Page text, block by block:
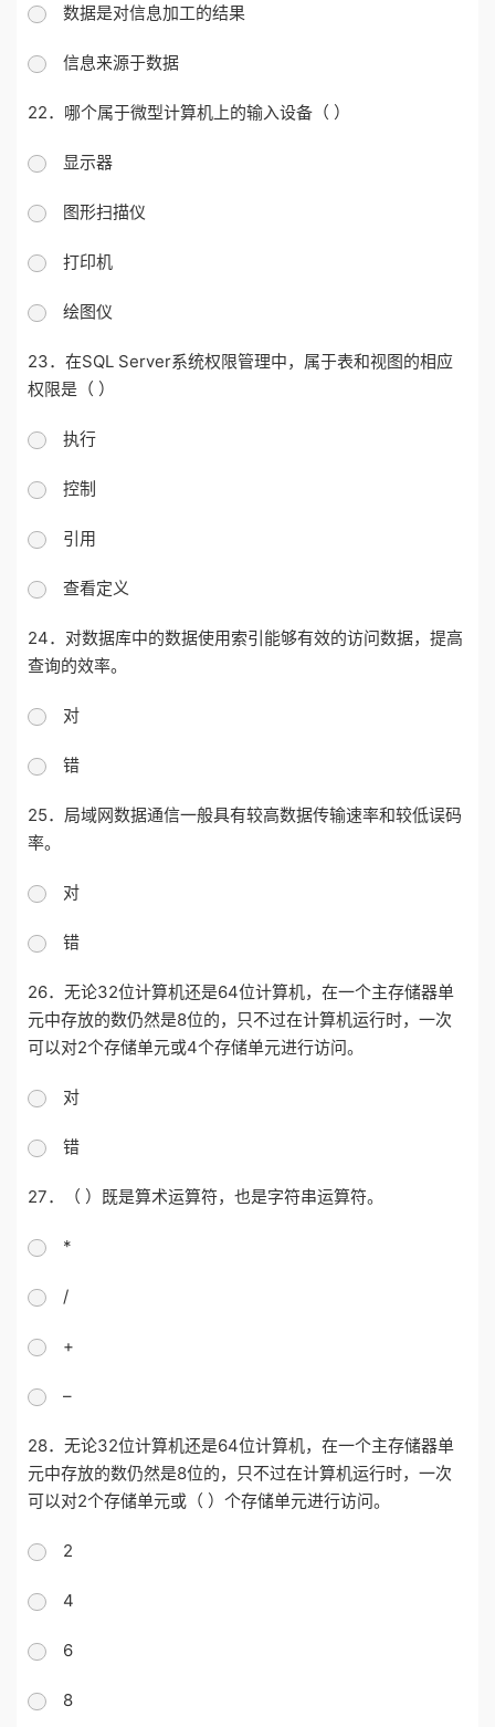
数据是对信息加工的结果
信息来源于数据
22．哪个属于微型计算机上的输入设备（ ）
显示器
图形扫描仪
打印机
绘图仪
23．在SQL Server系统权限管理中，属于表和视图的相应
权限是（ ）
执行
控制
引用
查看定义
24．对数据库中的数据使用索引能够有效的访问数据，提高
查询的效率。
对
错
25．局域网数据通信一般具有较高数据传输速率和较低误码
率。
对
错
26．无论32位计算机还是64位计算机，在一个主存储器单
元中存放的数仍然是8位的，只不过在计算机运行时，一次
可以对2个存储单元或4个存储单元进行访问。
对
错
27．（ ）既是算术运算符，也是字符串运算符。
*
/
+
–
28．无论32位计算机还是64位计算机，在一个主存储器单
元中存放的数仍然是8位的，只不过在计算机运行时，一次
可以对2个存储单元或（ ）个存储单元进行访问。
2
4
6
8